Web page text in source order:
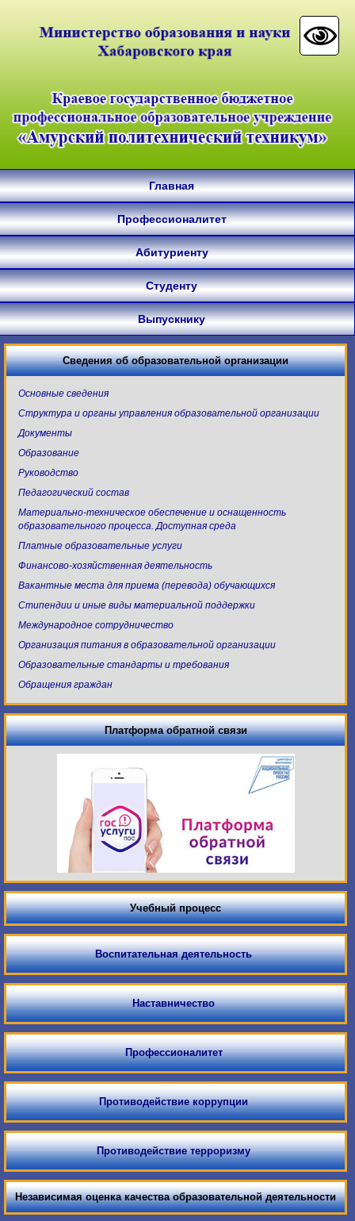
Главная
Профессионалитет
Абитуриенту
Студенту
Выпускнику
Сведения об образовательной организации
Основные сведения
Структура и органы управления образовательной организации
Документы
Образование
Руководство
Педагогический состав
Материально-техническое обеспечение и оснащенность
образовательного процесса. Доступная среда
Платные образовательные услуги
Финансово-хозяйственная деятельность
Вакантные места для приема (перевода) обучающихся
Стипендии и иные виды материальной поддержки
Международное сотрудничество
Организация питания в образовательной организации
Образовательные стандарты и требования
Обращения граждан
Платформа обратной связи
Учебный процесс
Воспитательная деятельность
Наставничество
Профессионалитет
Противодействие коррупции
Противодействие терроризму
Независимая оценка качества образовательной деятельности